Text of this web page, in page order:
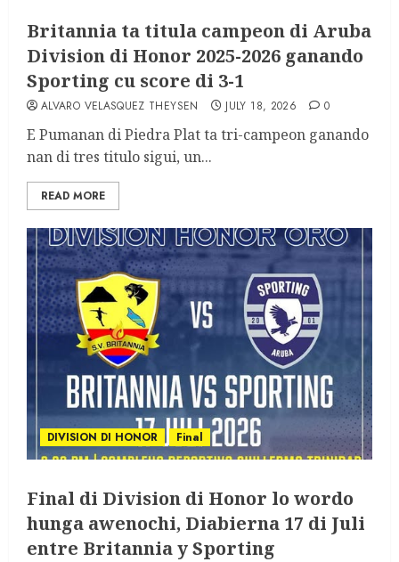
Britannia ta titula campeon di Aruba
Division di Honor 2025-2026 ganando
Sporting cu score di 3-1
ALVARO VELASQUEZ THEYSEN JULY 18, 2026 0
E Pumanan di Piedra Plat ta tri-campeon ganando
nan di tres titulo sigui, un...
READ MORE
DIVISION DI HONOR Final
Final di Division di Honor lo wordo
hunga awenochi, Diabierna 17 di Juli
entre Britannia y Sporting